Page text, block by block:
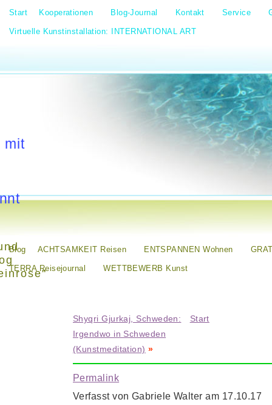
Start Kooperationen Blog-Journal Kontakt Service
Virtuelle Kunstinstallation: INTERNATIONAL ART
mit
Blog ACHTSAMKEIT Reisen ENTSPANNEN Wohnen
TERRA Reisejournal WETTBEWERB Kunst
Shyqri Gjurkaj, Schweden:
Irgendwo in Schweden
(Kunstmeditation) »
Start
Permalink
Verfasst von Gabriele Walter am 17.10.17